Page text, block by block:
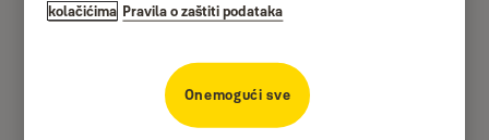
kolačićima Pravila o zaštiti podataka
Onemogući sve